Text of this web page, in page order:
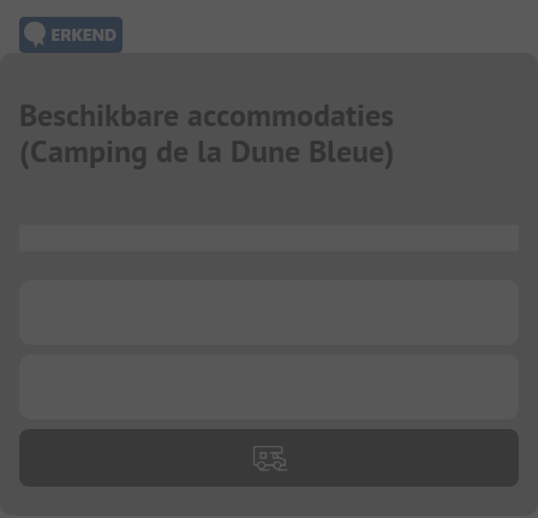
Beschikbare accommodaties
(Camping de la Dune Bleue)